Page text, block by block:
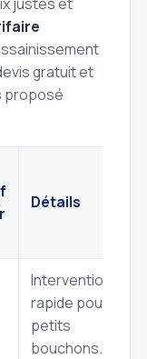
gratuit et
proposé
Détails
Intervention
rapide pour
petits
bouchons.